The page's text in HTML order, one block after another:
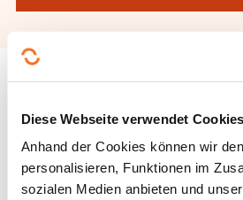
Diese Webseite verwendet Cookies
Anhand der Cookies können wir
personalisieren, Funktionen im
sozialen Medien anbieten und
Folgen Sie
Facebook